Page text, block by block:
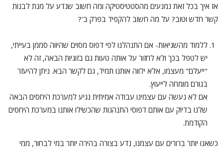
אז איך בכל זאת נמנעים מהסטטיסטיקה ומה חשוב שנדע על מנת לבנות
קשר חדש וטוב? על מה חשוב להקפיד בפרק ב'?
ללמוד מהשגיאות- אם התנהלנו לפי דפוס מסוים שהיווה סממן בעייתי,
יש לטפל בכך ולא לחזור על אותה טעות גם בזוגיות הבאה, זה לא
"ייעלם" מעצמו, אלא ילווה אותנו תמיד, גם לקשר הבא. ניתן להיעזר
בגורם מומחה לייעוץ.
אם לא נעשה עם עצמינו עבודה אמיתית נגיע למערכת היחסים הבאה
שלנו בדיוק עם אותם דפוסי התנהגות שהכשילו אותנו במערכת היחסים
הקודמת.
כשאנו יותר ברורים עם עצמנו, נדע בצורה בהירה יותר במי לבחור, ממי